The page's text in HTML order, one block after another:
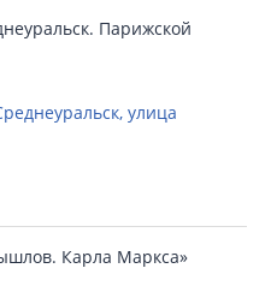
Парижской
улица
Карла Маркса»